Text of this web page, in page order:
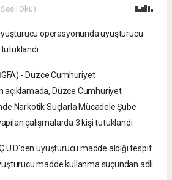
Oku)
operasyonunda uyuşturucu
- Düzce Cumhuriyet
açıklamada, Düzce Cumhuriyet
Narkotik Suçlarla Mücadele Şube
çalışmalarda 3 kişi tutuklandı.
uyuşturucu madde aldığı tespit
madde kullanma suçundan adli